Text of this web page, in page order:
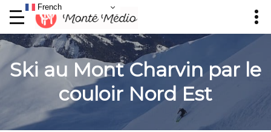
Ski au Mont Charvin par le
couloir Nord Est
French